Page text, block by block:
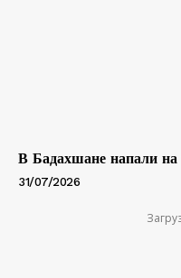
В Бадахшане напали на
31/07/2026